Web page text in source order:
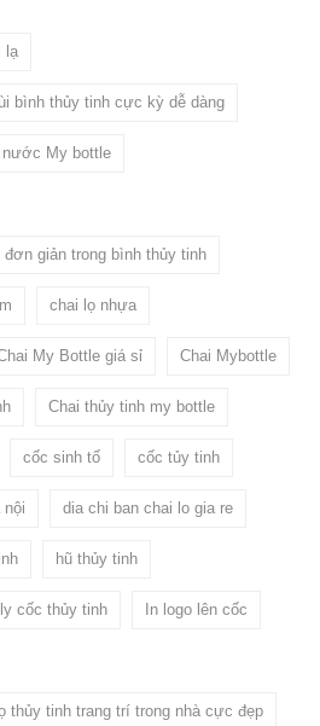
lạ
bình thủy tinh cực kỳ dễ dàng
nước My bottle
giản trong bình thủy tinh
chai lọ nhựa
My Bottle giá sỉ Chai Mybottle
Chai thủy tinh my bottle
cốc sinh tố cốc tủy tinh
dia chi ban chai lo gia re
hũ thủy tinh
ly cốc thủy tinh In logo lên cốc
thủy tinh trang trí trong nhà cực đẹp